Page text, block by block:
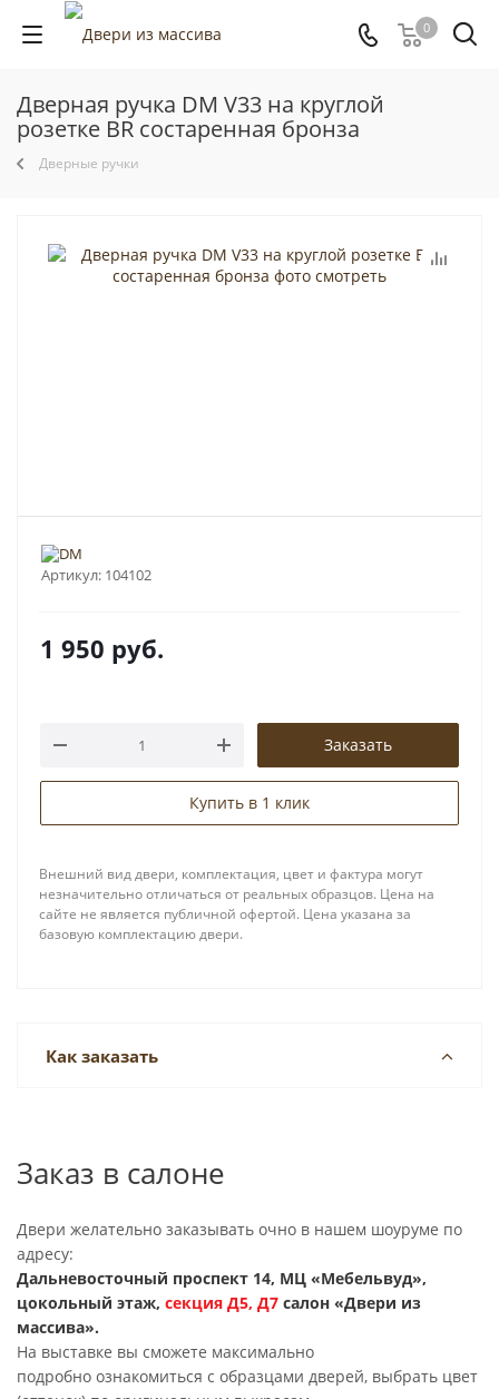
0
Дверная ручка DM V33 на круглой
розетке BR состаренная бронза
Дверные ручки
Артикул: 104102
1 950 руб.
Заказать
Купить в 1 клик
Внешний вид двери, комплектация, цвет и фактура могут
незначительно отличаться от реальных образцов. Цена на
сайте не является публичной офертой. Цена указана за
базовую комплектацию двери.
Как заказать
Заказ в салоне
Двери желательно заказывать очно в нашем шоуруме по
адресу:
Дальневосточный проспект 14, МЦ «Мебельвуд»,
цокольный этаж, секция Д5, Д7 салон «Двери из
массива».
На выставке вы сможете максимально
подробно ознакомиться с образцами дверей, выбрать цвет